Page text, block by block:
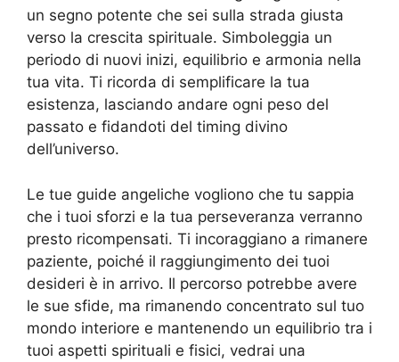
un segno potente che sei sulla strada giusta
verso la crescita spirituale. Simboleggia un
periodo di nuovi inizi, equilibrio e armonia nella
tua vita. Ti ricorda di semplificare la tua
esistenza, lasciando andare ogni peso del
passato e fidandoti del timing divino
dell’universo.
Le tue guide angeliche vogliono che tu sappia
che i tuoi sforzi e la tua perseveranza verranno
presto ricompensati. Ti incoraggiano a rimanere
paziente, poiché il raggiungimento dei tuoi
desideri è in arrivo. Il percorso potrebbe avere
le sue sfide, ma rimanendo concentrato sul tuo
mondo interiore e mantenendo un equilibrio tra i
tuoi aspetti spirituali e fisici, vedrai una